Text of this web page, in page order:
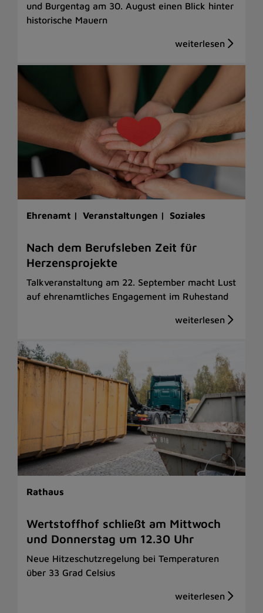
und Burgentag am 30. August einen Blick hinter
historische Mauern
Ehrenamt | Veranstaltungen | Soziales
Nach dem Berufsleben Zeit für
Herzensprojekte
Talkveranstaltung am 22. September macht Lust
auf ehrenamtliches Engagement im Ruhestand
Rathaus
Wertstoffhof schließt am Mittwoch
und Donnerstag um 12.30 Uhr
Neue Hitzeschutzregelung bei Temperaturen
über 33 Grad Celsius